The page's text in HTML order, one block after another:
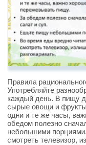
Правила
Употребляйте
каждый день. В пищу
сырые овощи и
одни и те же часы,
обедом полезно
небольшими
смотреть телевизор,